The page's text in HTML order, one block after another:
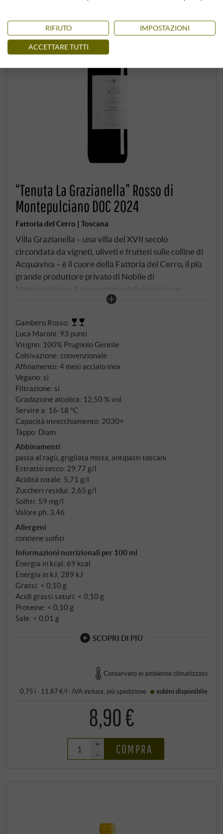
“Tenuta La Grazianella” Rosso di
Montepulciano DOC 2024
Fattoria del Cerro | Toscana
Villa Grazianella – una villa del XVII secolo
circondata da vigneti, uliveti e frutteti sulle colline di
Acquaviva – è il cuore della Fattoria del Cerro, il più
grande produttore privato di Nobile di
Montepulciano. Il nuovo nome del vino è sia un
omaggio che un'indicazione di origine. Il Rosso di
clone locale di Sangiovese che si è adattato al clima e
al suolo dei Colli Senesi nel corso dei secoli. La
fermentazione avviene a temperatura controllata
con rimontaggi giornalieri, seguita da una
maturazione in cantina per almeno quattro mesi.
Gambero Rosso:
Luca Maroni: 93 punti
Vitigno: 100% Prugnolo Gentile
Coltivazione: convenzionale
Affinamento: 4 mesi acciaio inox
Vegano: sì
Filtrazione: sì
Gradazione alcolica: 12,50 % vol
Servire a: 16‑18 °C
Capacità invecchiamento: 2030+
Tappo: Diam
Abbinamenti
pasta al ragù, grigliata mista, antipasti toscani
Estratto secco: 29,77 g/l
Acidità totale: 5,71 g/l
Zuccheri residui: 2,65 g/l
Solfiti: 59 mg/l
Valore ph: 3,46
Allergeni
contiene solfiti
Informazioni nutrizionali per 100 ml
Energia in kcal: 69 kcal
Energia in kJ: 289 kJ
Grassi: < 0,10 g
Acidi grassi saturi: < 0,10 g
Proteine: < 0,10 g
Sale: < 0,01 g
SCOPRI DI PIÙ
Conservato in ambiente climatizzato
0,75 l · 11,87 €/l · IVA inclusa, piùspedizione subito disponibile
8,90 €
+
–
COMPRA
RIFIUTO IMPOSTAZIONI
ACCETTARE TUTTI